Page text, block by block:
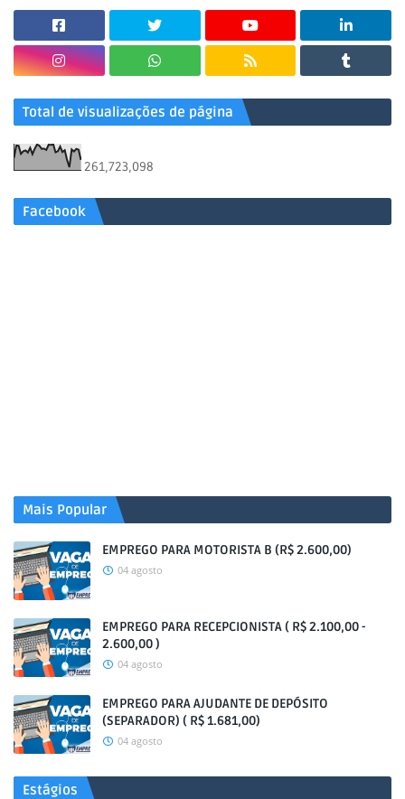
Total de visualizações de página
261,723,098
Facebook
Mais Popular
EMPREGO PARA MOTORISTA B (R$ 2.600,00)
04 agosto
EMPREGO PARA RECEPCIONISTA ( R$ 2.100,00 -
2.600,00 )
04 agosto
EMPREGO PARA AJUDANTE DE DEPÓSITO
(SEPARADOR) ( R$ 1.681,00)
04 agosto
Estágios